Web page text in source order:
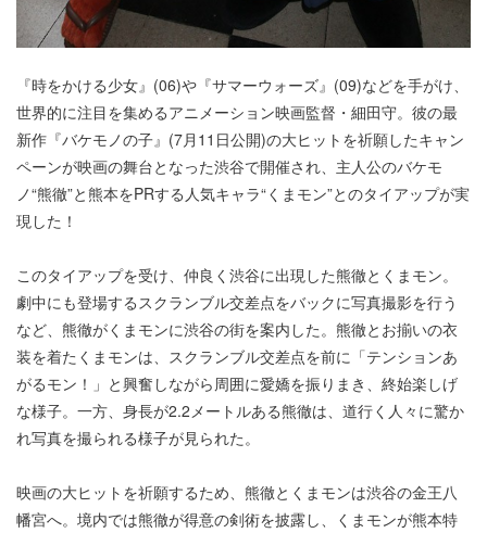
『時をかける少女』(06)や『サマーウォーズ』(09)などを手がけ、
世界的に注目を集めるアニメーション映画監督・細田守。彼の最
新作『バケモノの子』(7月11日公開)の大ヒットを祈願したキャン
ペーンが映画の舞台となった渋谷で開催され、主人公のバケモ
ノ“熊徹”と熊本をPRする人気キャラ“くまモン”とのタイアップが実
現した！
このタイアップを受け、仲良く渋谷に出現した熊徹とくまモン。
劇中にも登場するスクランブル交差点をバックに写真撮影を行う
など、熊徹がくまモンに渋谷の街を案内した。熊徹とお揃いの衣
装を着たくまモンは、スクランブル交差点を前に「テンションあ
がるモン！」と興奮しながら周囲に愛嬌を振りまき、終始楽しげ
な様子。一方、身長が2.2メートルある熊徹は、道行く人々に驚か
れ写真を撮られる様子が見られた。
映画の大ヒットを祈願するため、熊徹とくまモンは渋谷の金王八
幡宮へ。境内では熊徹が得意の剣術を披露し、くまモンが熊本特